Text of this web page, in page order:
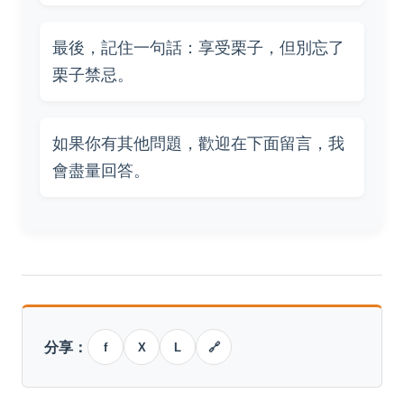
最後，記住一句話：享受栗子，但別忘了
栗子禁忌。
如果你有其他問題，歡迎在下面留言，我
會盡量回答。
分享： f X L 🔗